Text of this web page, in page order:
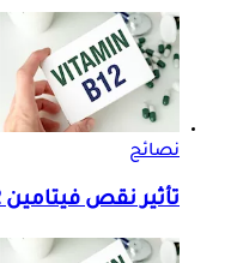
نصائح
تأثير نقص فيتامين b12 على الدماغ- ماذا يحدث له؟